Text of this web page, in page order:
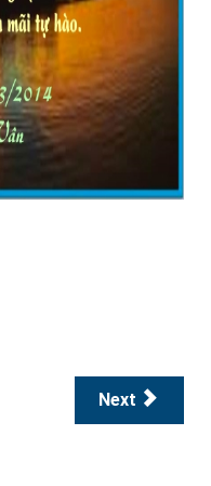
Next